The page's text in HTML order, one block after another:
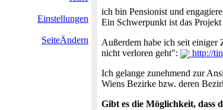
Einstellungen
SeiteÄndern
ich bin Pensionist und
Ein Schwerpunkt ist das
Außerdem habe ich seit
nicht verloren geht":
http://
Ich gelange zunehmend zur
Wiens Bezirke bzw. deren
Gibt es die Möglichkeit,